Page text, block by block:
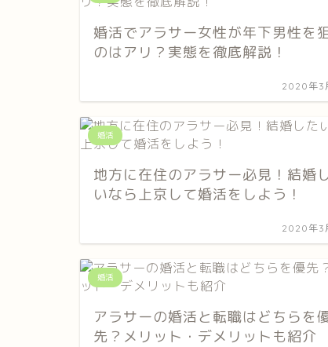
婚活でアラサー女性が年下男性を
のはアリ？実態を徹底解説！
2020年3
婚活
地方に在住のアラサー必見！結婚
いなら上京して婚活をしよう！
2020年3
婚活
アラサーの婚活と転職はどちらを
先？メリット・デメリットも紹介